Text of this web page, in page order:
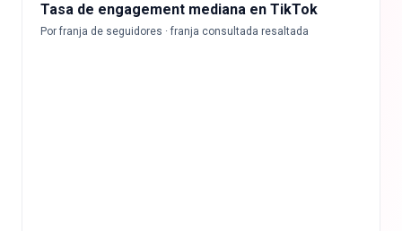
Tasa de engagement mediana en TikTok
Por franja de seguidores · franja consultada resaltada